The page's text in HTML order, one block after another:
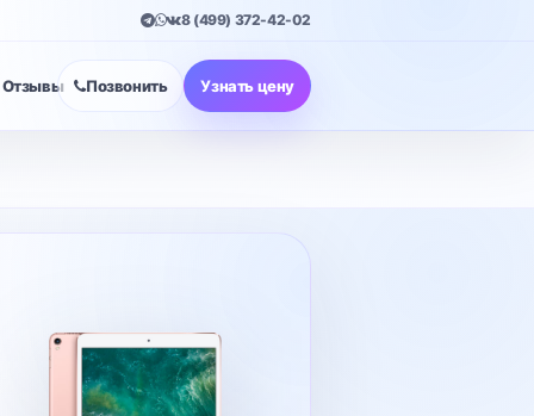
8 (499) 372-42-02
Отзывы Позвонить Узнать цену